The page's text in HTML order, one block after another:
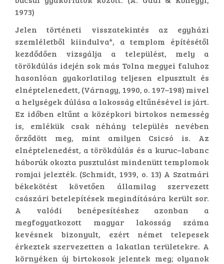
1973)
Jelen történeti visszatekintés az egyházi
szemléletből kiindulva*, a templom építésétől
kezdődően vizsgálja a települést, mely a
törökdúlás idején sok más Tolna megyei faluhoz
hasonlóan gyakorlatilag teljesen elpusztult és
elnéptelenedett, (Várnagy, 1990, o. 197–198) mivel
a helységek dúlása a lakosság eltűnésével is járt.
Ez időben eltűnt a középkori birtokos nemesség
is, emlékük csak néhány település nevében
őrződött meg, mint amilyen Csicsó is. Az
elnéptelenedést, a törökdúlás és a kuruc–labanc
háborúk okozta pusztulást mindenütt templomok
romjai jelezték. (Schmidt, 1939, o. 13) A Szatmári
békekötést követően államilag szervezett
császári betelepítések megindítására került sor.
A valódi benépesítéshez azonban a
megfogyatkozott magyar lakosság száma
kevésnek bizonyult, ezért német telepesek
érkeztek szervezetten a lakatlan területekre. A
környéken új birtokosok jelentek meg; olyanok